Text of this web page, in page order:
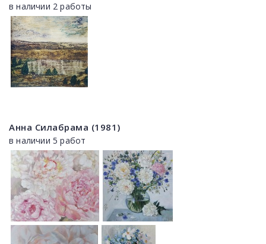
в наличии 2 работы
Анна Силабрама (1981)
в наличии 5 работ